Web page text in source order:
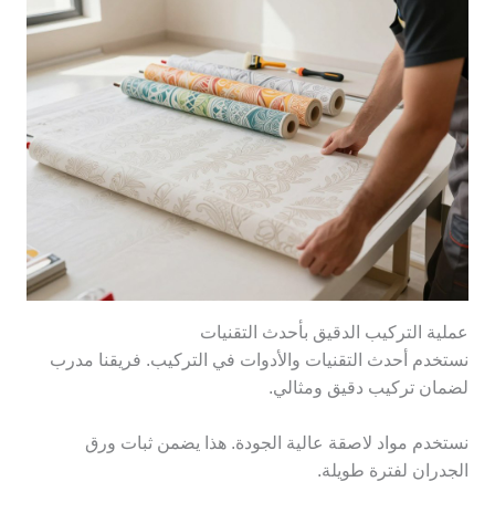
عملية التركيب الدقيق بأحدث التقنيات
نستخدم أحدث التقنيات والأدوات في التركيب. فريقنا مدرب
لضمان تركيب دقيق ومثالي.
نستخدم مواد لاصقة عالية الجودة. هذا يضمن ثبات ورق
الجدران لفترة طويلة.